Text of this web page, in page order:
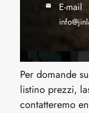
 E-mail
Per domande
listino prezzi,
contatteremo